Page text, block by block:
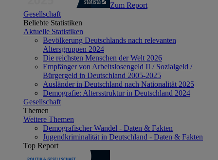
Zum Report
Gesellschaft
Beliebte Statistiken
Aktuelle Statistiken
Bevölkerung Deutschlands nach relevanten
Altersgruppen 2024
Die reichsten Menschen der Welt 2026
Empfänger von Arbeitslosengeld II / Sozialgeld /
Bürgergeld in Deutschland 2005-2025
Ausländer in Deutschland nach Nationalität 2025
Demografie: Altersstruktur in Deutschland 2024
Gesellschaft
Themen
Weitere Themen
Demografischer Wandel - Daten & Fakten
Jugendkriminalität in Deutschland - Daten & Fakten
Top Report